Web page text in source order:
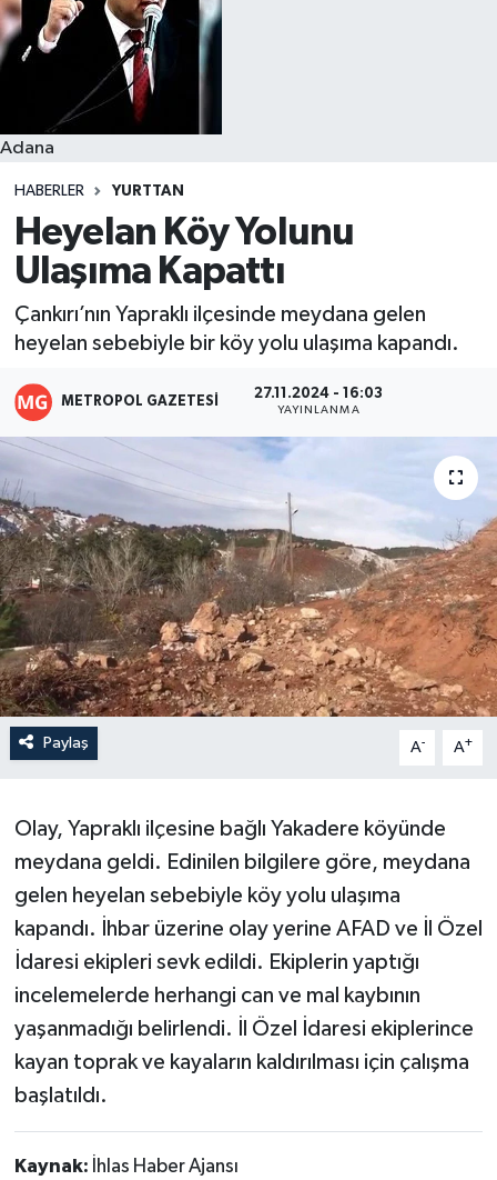
Adana
HABERLER YURTTAN
Heyelan Köy Yolunu
Ulaşıma Kapattı
Çankırı’nın Yapraklı ilçesinde meydana gelen
heyelan sebebiyle bir köy yolu ulaşıma kapandı.
METROPOL GAZETESI 27.11.2024 - 16:03
YAYINLANMA
Paylaş A- A+
Olay, Yapraklı ilçesine bağlı Yakadere köyünde
meydana geldi. Edinilen bilgilere göre, meydana
gelen heyelan sebebiyle köy yolu ulaşıma
kapandı. İhbar üzerine olay yerine AFAD ve İl Özel
İdaresi ekipleri sevk edildi. Ekiplerin yaptığı
incelemelerde herhangi can ve mal kaybının
yaşanmadığı belirlendi. İl Özel İdaresi ekiplerince
kayan toprak ve kayaların kaldırılması için çalışma
başlatıldı.
Kaynak: İhlas Haber Ajansı
Resmi İlanlar